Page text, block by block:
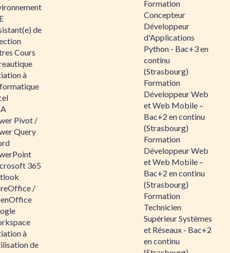
de
Cours
à
Pivot /
Query
365
/
à
de
Formation
Concepteur
Développeur
d'Applications
Python - Bac+3 en
continu
(Strasbourg)
Formation
Développeur Web
et Web Mobile –
Bac+2 en continu
(Strasbourg)
Formation
Développeur Web
et Web Mobile –
Bac+2 en continu
(Strasbourg)
Formation
Technicien
Supérieur Systèmes
et Réseaux - Bac+2
en continu